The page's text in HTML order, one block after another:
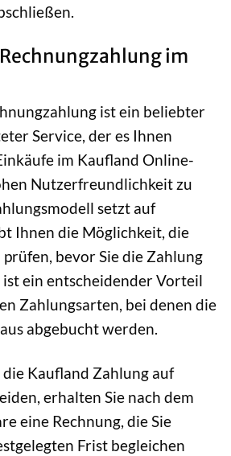
im
ist ein beliebter
Service, der es Ihnen
im Kaufland Online-
Nutzerfreundlichkeit zu
setzt auf
Ihnen die Möglichkeit, die
bevor Sie die Zahlung
ist ein entscheidender Vorteil
Zahlungsarten, bei denen die
abgebucht werden.
Kaufland Zahlung auf
erhalten Sie nach dem
eine Rechnung, die Sie
Frist begleichen